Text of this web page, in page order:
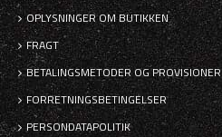
OPLYSNINGER OM BUTIKKEN
FRAGT
BETALINGSMETODER OG PROVISIONER
FORRETNINGSBETINGELSER
PERSONDATAPOLITIK